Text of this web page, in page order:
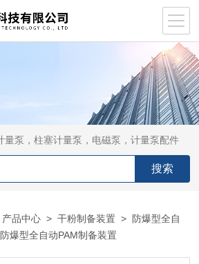
量泵，柱塞计量泵，电磁泵，计量泵配件
产品中心 >干粉制备装置 > 防爆型全自
爆型全自动PAM制备装置